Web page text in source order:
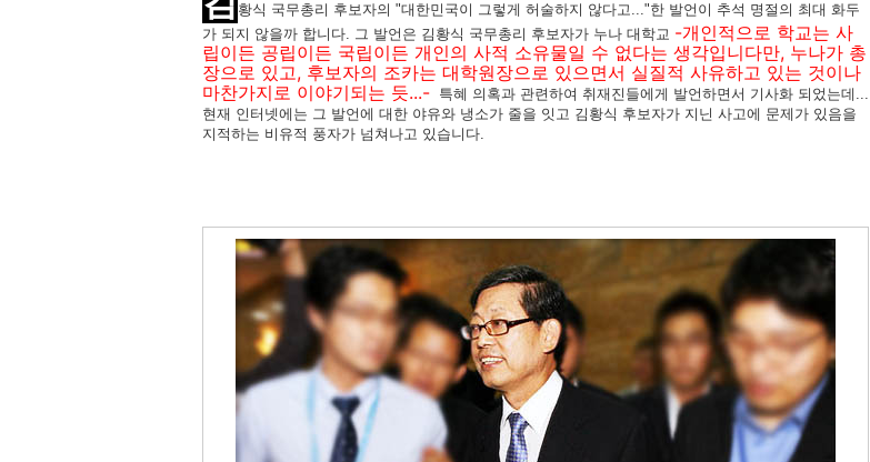
황식 국무총리 후보자의 "대한민국이 그렇게 허술하지 않다고..."한 발언이 추석 명절의 최대 화두
가 되지 않을까 합니다. 그 발언은 김황식 국무총리 후보자가 누나 대학교 -개인적으로 학교는 사
립이든 공립이든 국립이든 개인의 사적 소유물일 수 없다는 생각입니다만, 누나가 총
장으로 있고, 후보자의 조카는 대학원장으로 있으면서 실질적 사유하고 있는 것이나
마찬가지로 이야기되는 듯...- 특혜 의혹과 관련하여 취재진들에게 발언하면서 기사화 되었는데...
현재 인터넷에는 그 발언에 대한 야유와 냉소가 줄을 잇고 김황식 후보자가 지닌 사고에 문제가 있음을
지적하는 비유적 풍자가 넘쳐나고 있습니다.